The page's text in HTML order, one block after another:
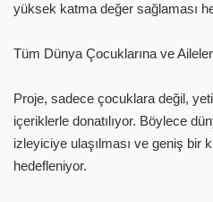
yüksek katma değer sağlaması
Tüm Dünya Çocuklarına ve
Proje, sadece çocuklara değil,
içeriklerle donatılıyor. Böylece
izleyiciye ulaşılması ve geniş bir
hedefleniyor.